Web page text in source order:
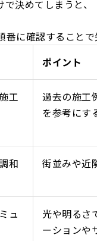
で決めてしまうと
番に確認すること
ポイント
工
過去の施工
を参考にす
和 街並みや近
ュ
光や明るさ
ーションや